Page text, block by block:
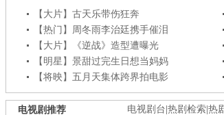
【大片】古天乐带伤狂奔
【热门】周冬雨李治廷携手催泪
【大片】《逆战》造型遭曝光
【明星】景甜过完生日想当妈妈
【将映】五月天集体跨界拍电影
电视剧台 热剧检索 热
电视剧推荐